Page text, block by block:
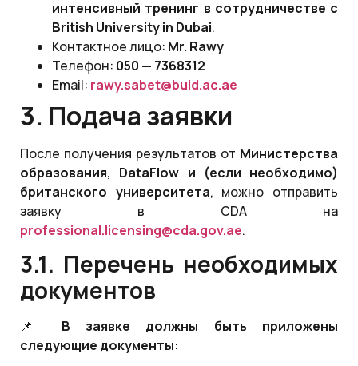
интенсивный тренинг в сотрудничестве с
British University in Dubai.
Контактное лицо: Mr. Rawy
Телефон: 050 — 7368312
Email: rawy.sabet@buid.ac.ae
3. Подача заявки
После получения результатов от Министерства
образования, DataFlow и (если необходимо)
британского университета, можно отправить
заявку в CDA на
professional.licensing@cda.gov.ae.
3.1. Перечень необходимых
документов
📌 В заявке должны быть приложены
следующие документы: